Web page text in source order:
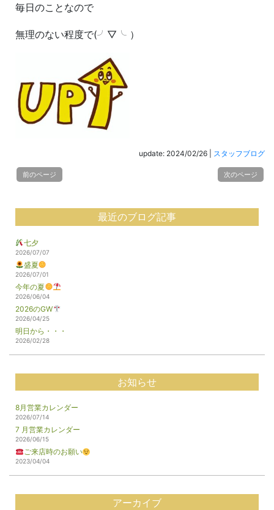
毎日のことなので
無理のない程度で(╯▽╰ ）
update: 2024/02/26 スタッフブログ
前のページ 次のページ
最近のブログ記事
七夕
2026/07/07
盛夏
2026/07/01
今年の夏
2026/06/04
2026のGW
2026/04/25
明日から・・・
2026/02/28
お知らせ
8月営業カレンダー
2026/07/14
7 月営業カレンダー
2026/06/15
ご来店時のお願い
2023/04/04
アーカイブ